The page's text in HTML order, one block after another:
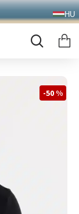
HU
-50 %